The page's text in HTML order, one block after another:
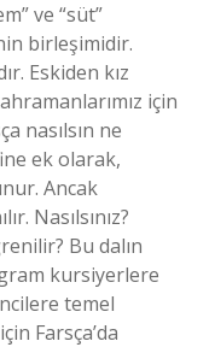
ve “süt”
birleşimidir.
Eskiden kız
için
nasılsın ne
ek olarak,
Ancak
Nasılsınız?
Bu dalın
kursiyerlere
temel
Farsça’da